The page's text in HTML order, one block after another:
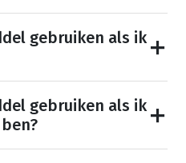
gebruiken als ik
gebruiken als ik